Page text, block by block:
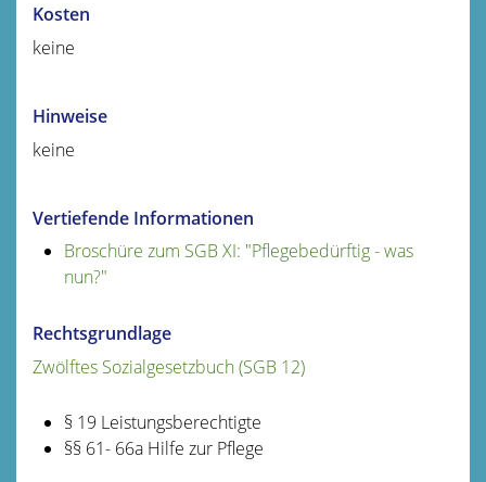
Kosten
keine
Hinweise
keine
Vertiefende Informationen
Broschüre zum SGB XI: "Pflegebedürftig - was
nun?"
Rechtsgrundlage
Zwölftes Sozialgesetzbuch (SGB 12)
§ 19 Leistungsberechtigte
§§ 61- 66a Hilfe zur Pflege